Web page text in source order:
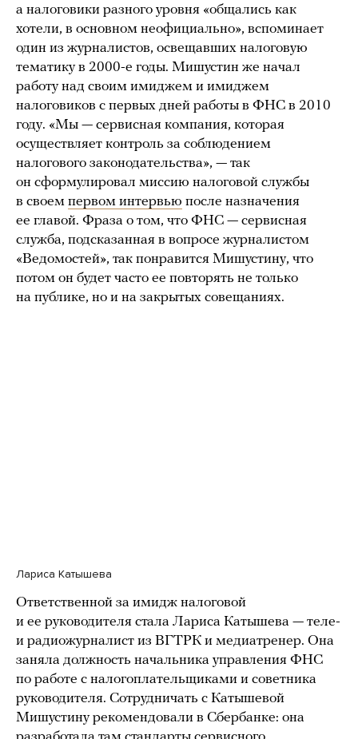
а налоговики разного уровня «общались как
хотели, в основном неофициально», вспоминает
один из журналистов, освещавших налоговую
тематику в 2000-е годы. Мишустин же начал
работу над своим имиджем и имиджем
налоговиков с первых дней работы в ФНС в 2010
году. «Мы — сервисная компания, которая
осуществляет контроль за соблюдением
налогового законодательства», — так
он сформулировал миссию налоговой службы
в своем первом интервью после назначения
ее главой. Фраза о том, что ФНС — сервисная
служба, подсказанная в вопросе журналистом
«Ведомостей», так понравится Мишустину, что
потом он будет часто ее повторять не только
на публике, но и на закрытых совещаниях.
Лариса Катышева
Ответственной за имидж налоговой
и ее руководителя стала Лариса Катышева — теле-
и радиожурналист из ВГТРК и медиатренер. Она
заняла должность начальника управления ФНС
по работе с налогоплательщиками и советника
руководителя. Сотрудничать с Катышевой
Мишустину рекомендовали в Сбербанке: она